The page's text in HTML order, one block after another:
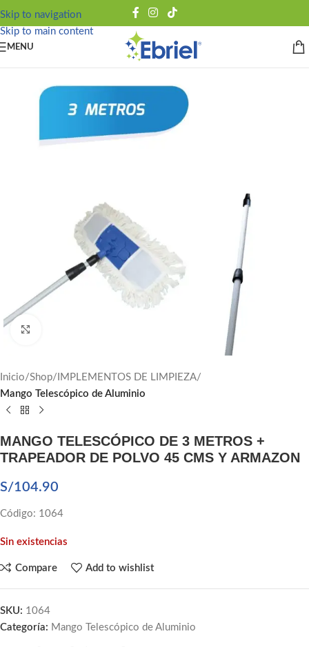
Skip to navigation
Skip to main content
MENU
Inicio Shop
IMPLEMENTOS DE LIMPIEZA
Mango Telescópico de Aluminio
MANGO TELESCÓPICO DE 3 METROS +
TRAPEADOR DE POLVO 45 CMS Y ARMAZON
S/104.90
Código: 1064
Sin existencias
Compare Add to wishlist
SKU: 1064
Categoría: Mango Telescópico de Aluminio